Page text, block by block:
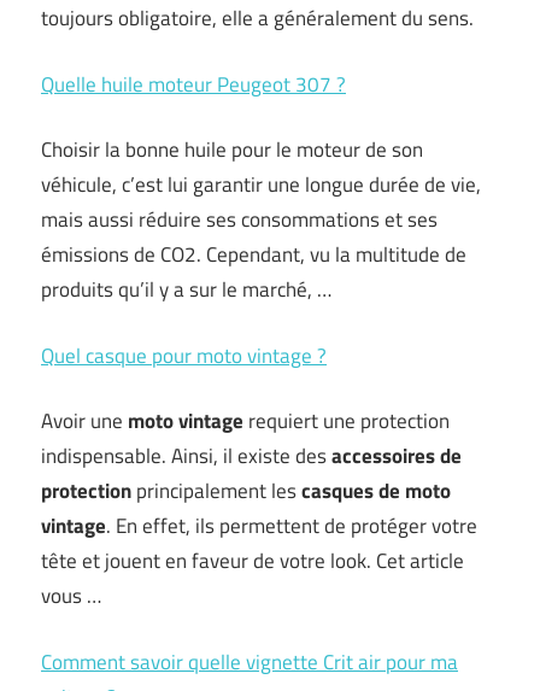
toujours obligatoire, elle a généralement du sens.
Quelle huile moteur Peugeot 307 ?
Choisir la bonne huile pour le moteur de son
véhicule, c’est lui garantir une longue durée de vie,
mais aussi réduire ses consommations et ses
émissions de CO2. Cependant, vu la multitude de
produits qu’il y a sur le marché, …
Quel casque pour moto vintage ?
Avoir une moto vintage requiert une protection
indispensable. Ainsi, il existe desaccessoires de
protectionprincipalement lescasques de moto
vintage. En effet, ils permettent de protéger votre
tête et jouent en faveur de votre look. Cet article
vous …
Comment savoir quelle vignette Crit air pour ma